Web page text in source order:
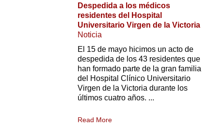
Despedida a los médicos
residentes del Hospital
Universitario Virgen de la Victoria
Noticia
El 15 de mayo hicimos un acto de
despedida de los 43 residentes que
han formado parte de la gran familia
del Hospital Clínico Universitario
Virgen de la Victoria durante los
últimos cuatro años. ...
Read More